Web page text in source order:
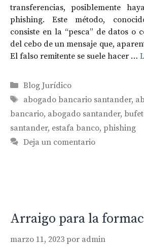
transferencias, posiblemente
phishing. Este método,
consiste en la “pesca” de datos o
del cebo de un mensaje que,
El falso remitente se suele hacer …
Categorías
Blog Jurídico
Etiquetas
abogado bancario santander,
bancario, abogado santander,
santander, estafa banco, phishing
Deja un comentario
Arraigo para la
marzo 11, 2023 por admin